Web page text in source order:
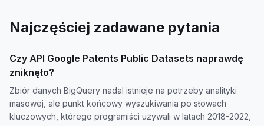
Najczęściej zadawane pytania
Czy API Google Patents Public Datasets naprawdę
zniknęło?
Zbiór danych BigQuery nadal istnieje na potrzeby analityki
masowej, ale punkt końcowy wyszukiwania po słowach
kluczowych, którego programiści używali w latach 2018-2022,